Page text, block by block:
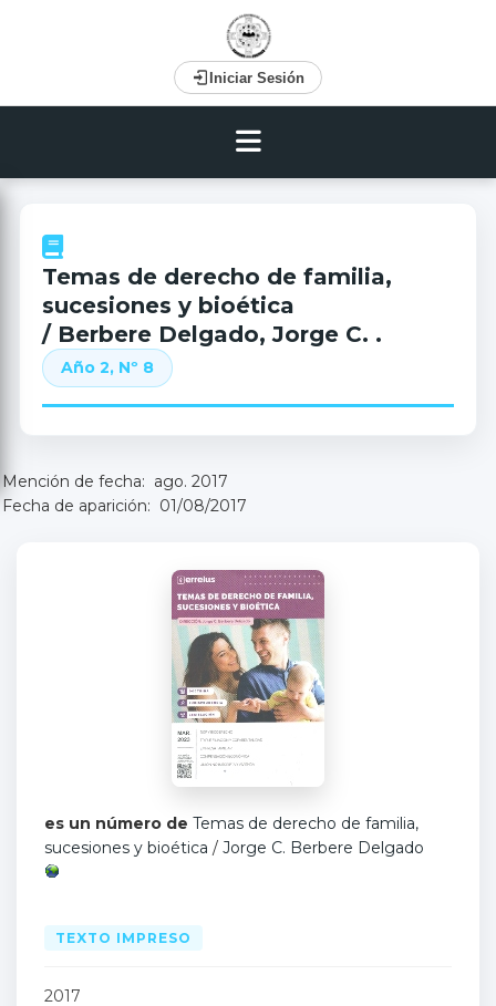
Iniciar Sesión
Temas de derecho de familia,
sucesiones y bioética
/ Berbere Delgado, Jorge C. .
Año 2, Nº 8
Mención de fecha: ago. 2017
Fecha de aparición: 01/08/2017
es un número de Temas de derecho de familia,
sucesiones y bioética / Jorge C. Berbere Delgado
TEXTO IMPRESO
2017